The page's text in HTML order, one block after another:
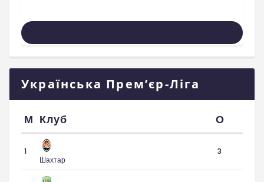
Українська Прем’єр-Ліга
М Клуб О
1
Шахтар
3